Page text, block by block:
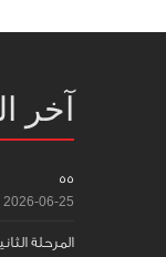
آخر
55
2026-06-25
المرحلة